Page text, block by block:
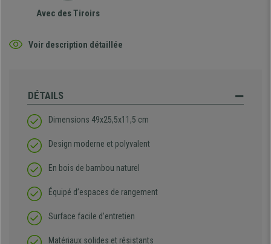
Avec des Tiroirs
Voir description détaillée
DÉTAILS
Dimensions 49x25,5x11,5 cm
Design moderne et polyvalent
En bois de bambou naturel
Équipé d’espaces de rangement
Surface facile d’entretien
Matériaux solides et résistants